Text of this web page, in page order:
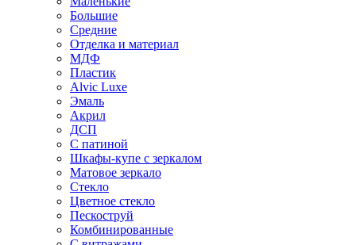
Большие
Средние
Отделка и материал
МДФ
Пластик
Alvic Luxe
Эмаль
Акрил
ДСП
С патиной
Шкафы-купе с зеркалом
Матовое зеркало
Стекло
Цветное стекло
Пескоструй
Комбинированные